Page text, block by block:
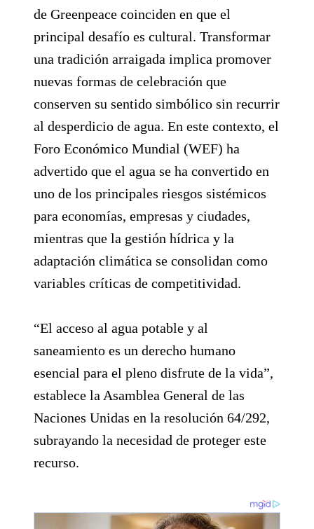
de Greenpeace coinciden en que el
principal desafío es cultural. Transformar
una tradición arraigada implica promover
nuevas formas de celebración que
conserven su sentido simbólico sin recurrir
al desperdicio de agua. En este contexto, el
Foro Económico Mundial (WEF) ha
advertido que el agua se ha convertido en
uno de los principales riesgos sistémicos
para economías, empresas y ciudades,
mientras que la gestión hídrica y la
adaptación climática se consolidan como
variables críticas de competitividad.
“El acceso al agua potable y al
saneamiento es un derecho humano
esencial para el pleno disfrute de la vida”,
establece la Asamblea General de las
Naciones Unidas en la resolución 64/292,
subrayando la necesidad de proteger este
recurso.